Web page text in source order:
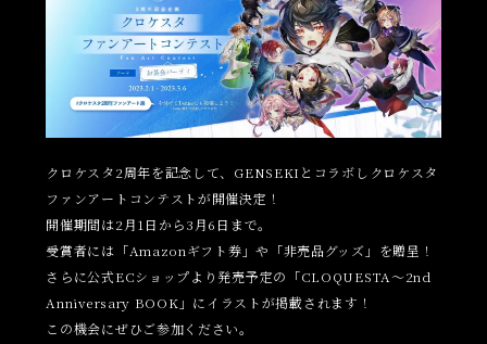
クロケスタ2周年を記念して、GENSEKIとコラボしクロケスタ
ファンアートコンテストが開催決定！
開催期間は2月1日から3月6日まで。
受賞者には「Amazonギフト券」や「非売品グッズ」を贈呈！
さらに公式ECショップより発売予定の「CLOQUESTA〜2nd
Anniversary BOOK」にイラストが掲載されます！
この機会にぜひご参加ください。